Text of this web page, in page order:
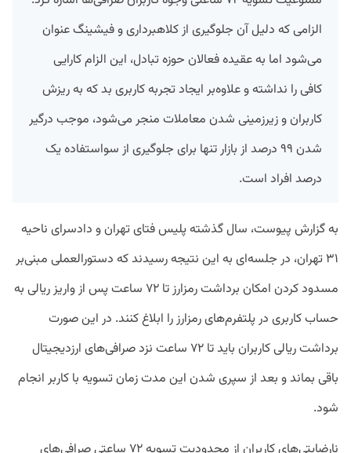
الزامی که دلیل آن جلوگیری از کلاهبرداری و فیشینگ عنوان
می‌شود اما به عقیده فعالان حوزه تبادل، این الزام کارایی
کافی را نداشته و علاوه‌بر ایجاد تجربه کاربری بد که به ریزش
کاربران و زیرزمینی شدن معاملات منجر می‌شود، موجب درگیر
شدن ۹۹ درصد از بازار تنها برای جلوگیری از سواستفاده یک
درصد افراد است.
به گزارش پیوست، سال گذشته پلیس فتای تهران و دادسرای ناحیه
۳۱ تهران، در جلسه‌ای به این نتیجه رسیدند که دستورالعملی مبنی‌بر
مسدود کردن امکان برداشت رمزارز تا ۷۲ ساعت پس از واریز ریالی به
حساب کاربری در پلتفرم‌های رمزارز را ابلاغ کنند. در این صورت
برداشت ریالی کاربران باید تا ۷۲ ساعت نزد صرافی‌های ارزدیجیتال
باقی بماند و بعد از سپری شدن این مدت زمان تسویه با کاربر انجام
شود.